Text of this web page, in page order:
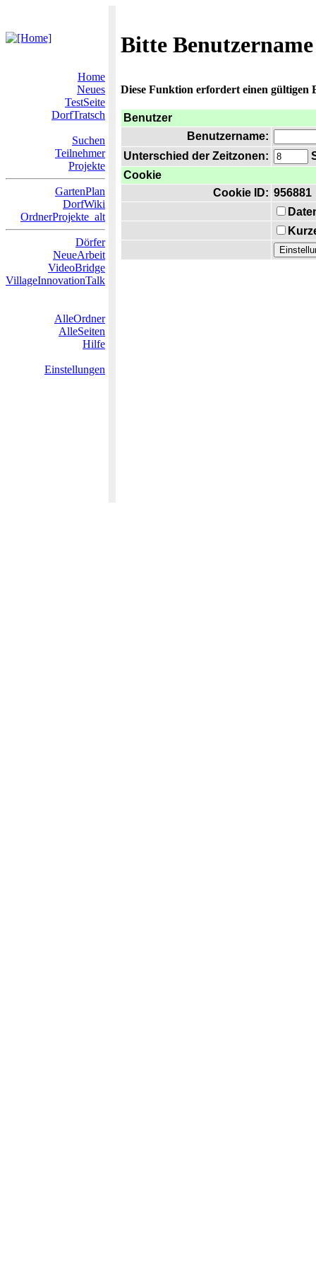
Bitte
Home
Neues
TestSeite
DorfTratsch
Suchen
Teilnehmer
Projekte
GartenPlan
DorfWiki
OrdnerProjekte_alt
Dörfer
NeueArbeit
VideoBridge
VillageInnovationTalk
AlleOrdner
AlleSeiten
Hilfe
Einstellungen
Diese Funktion erfordert einen gültigen
Benutzer
Benutzername:
Unterschied der Zeitzonen:
Cookie
Cookie ID: 956881